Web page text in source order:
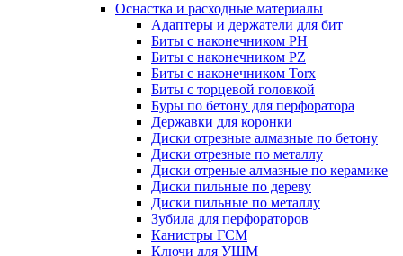
Оснастка и расходные материалы
Адаптеры и держатели для бит
Биты с наконечником PH
Биты с наконечником PZ
Биты с наконечником Torx
Биты с торцевой головкой
Буры по бетону для перфоратора
Державки для коронки
Диски отрезные алмазные по бетону
Диски отрезные по металлу
Диски отреные алмазные по керамике
Диски пильные по дереву
Диски пильные по металлу
Зубила для перфораторов
Канистры ГСМ
Ключи для УШМ